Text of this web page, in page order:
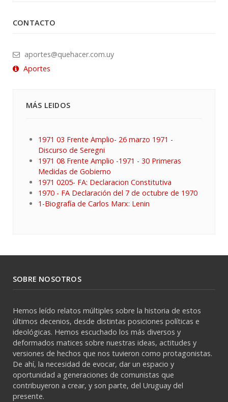
CONTACTO
aportes@quehacer.com.uy
Aportes
MÁS LEIDOS
1971 03 Frente Amplio- 26 marzo 1971 -
Discurso de Seregni
1971 08 Frente Amplio -1971 - 30 Primeras
Medidas de Gobierno
1971 0205- FA: Declaracion Constitutiva
1970 - FA Declaración del 7 de octubre de 1970
1-Biografía de Carlos Marx: Lenin
SOBRE NOSOTROS
Hemos leído relatos múltiples sobre la historia de estos
últimos decenios, desde distintas posiciones políticas e
ideológicas. Hemos escuchado los más diversos y
deformados matices sobre nuestras ideas, actitudes y
versiones de hechos que nos tuvieron como protagonistas.
De ahí, la necesidad de evocar, dar un espacio y
oportunidad a generaciones de comunistas que
contribuyeron a crear, y son parte, del Uruguay del
presente.